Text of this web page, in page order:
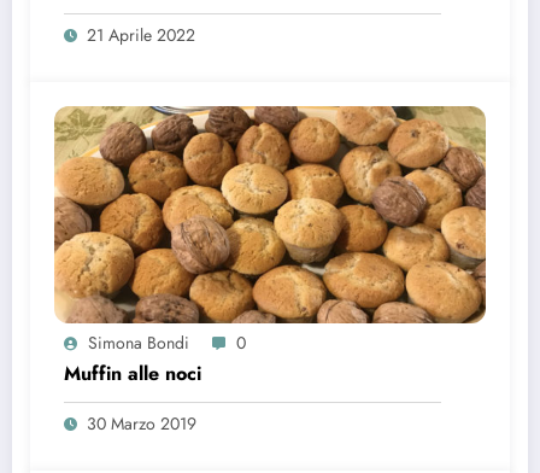
21 Aprile 2022
Simona Bondi 0
Muffin alle noci
30 Marzo 2019